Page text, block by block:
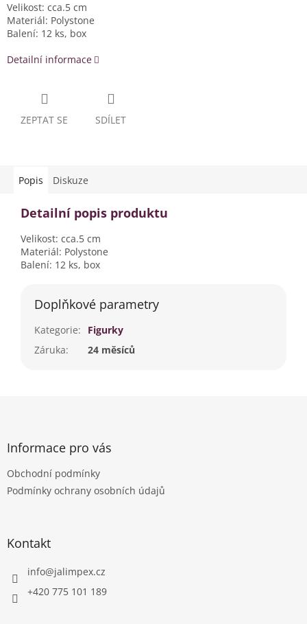
Velikost: cca.5 cm
Materiál: Polystone
Balení: 12 ks, box
Detailní informace
ZEPTAT SE SDÍLET
Popis Diskuze
Detailní popis produktu
Velikost: cca.5 cm
Materiál: Polystone
Balení: 12 ks, box
Doplňkové parametry
Kategorie:
Figurky
Záruka: 24 měsíců
Informace pro vás
Obchodní podmínky
Podmínky ochrany osobních údajů
Kontakt
info@jalimpex.cz
+420 775 101 189